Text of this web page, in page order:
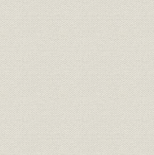
共済生命保険合資会社の開業広
告
[明治27年
初代社長 初代 安田善四郎、第二
代・第四代社長 二代 安田善四郎
[明治30年
『保険規則』(昭和31年) 昭和31年
矢野恒太、野津澡、森村金造 明治27年
合資会社時代の代理店数
明治27年
年度(1900
明治27年度代理店中銀行内代理
店
明治27年